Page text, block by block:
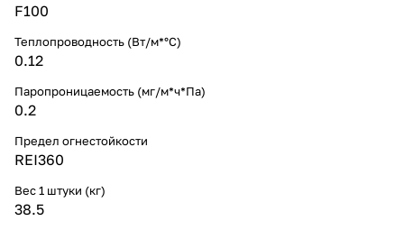
F100
Теплопроводность (Вт/м*°С)
0.12
Паропроницаемость (мг/м*ч*Па)
0.2
Предел огнестойкости
REI360
Вес 1 штуки (кг)
38.5